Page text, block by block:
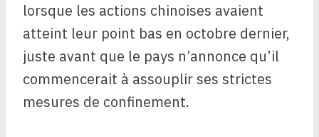
lorsque les actions chinoises avaient
atteint leur point bas en octobre dernier,
juste avant que le pays n’annonce qu’il
commencerait à assouplir ses strictes
mesures de confinement.